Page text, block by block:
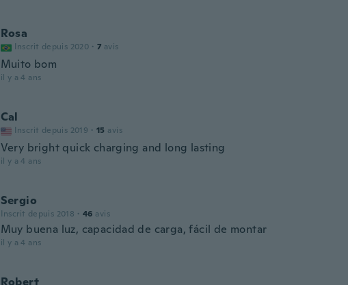
Rosa
Inscrit depuis 2020 · 7 avis
Muito bom
il y a 4 ans
Cal
Inscrit depuis 2019 · 15 avis
Very bright quick charging and long lasting
il y a 4 ans
Sergio
Inscrit depuis 2018 · 46 avis
Muy buena luz, capacidad de carga, fácil de montar
il y a 4 ans
Robert